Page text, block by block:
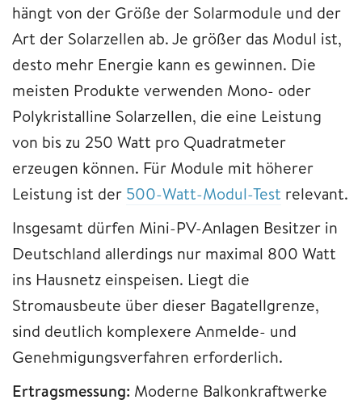
hängt von der Größe der Solarmodule und der
Art der Solarzellen ab. Je größer das Modul ist,
desto mehr Energie kann es gewinnen. Die
meisten Produkte verwenden Mono- oder
Polykristalline Solarzellen, die eine Leistung
von bis zu 250 Watt pro Quadratmeter
erzeugen können. Für Module mit höherer
Leistung ist der 500-Watt-Modul-Test relevant.
Insgesamt dürfen Mini-PV-Anlagen Besitzer in
Deutschland allerdings nur maximal 800 Watt
ins Hausnetz einspeisen. Liegt die
Stromausbeute über dieser Bagatellgrenze,
sind deutlich komplexere Anmelde- und
Genehmigungsverfahren erforderlich.
Ertragsmessung: Moderne Balkonkraftwerke